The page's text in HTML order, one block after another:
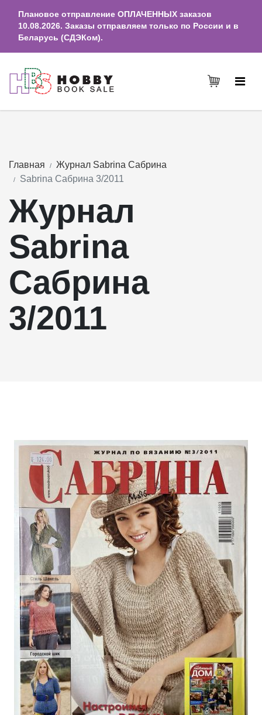
Плановое отправление ОПЛАЧЕННЫХ заказов
10.08.2026. Заказы отправляем только по России и в
Беларусь (СДЭКом).
Журнал
Sabrina
Сабрина
3/2011
Главная
Журнал Sabrina Сабрина
Sabrina Сабрина 3/2011